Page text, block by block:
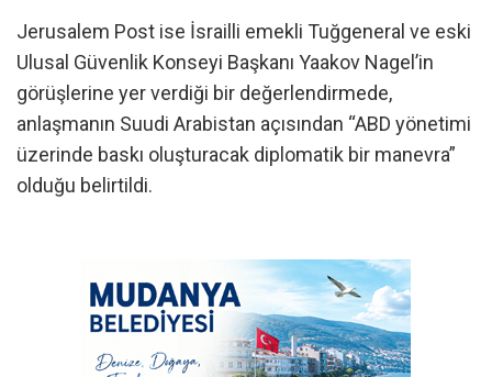
Jerusalem Post ise İsrailli emekli Tuğgeneral ve eski
Ulusal Güvenlik Konseyi Başkanı Yaakov Nagel’in
görüşlerine yer verdiği bir değerlendirmede,
anlaşmanın Suudi Arabistan açısından “ABD yönetimi
üzerinde baskı oluşturacak diplomatik bir manevra”
olduğu belirtildi.